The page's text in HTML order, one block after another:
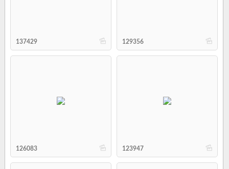
b
137429 b
129356
b
126083 b
123947